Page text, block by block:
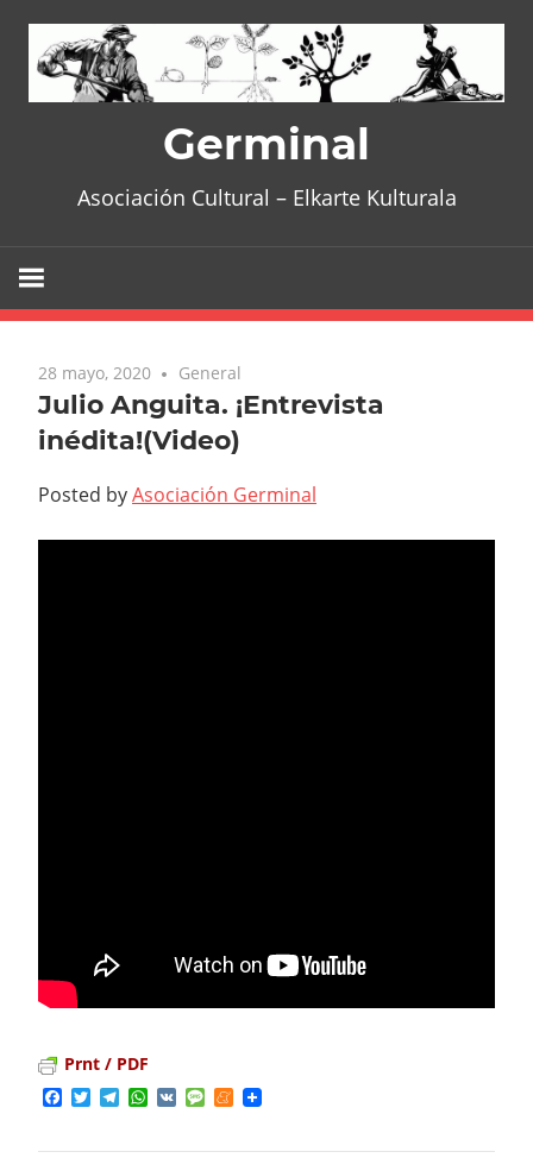
content
Germinal
Asociación Cultural – Elkarte Kulturala
28 mayo, 2020 General
Julio Anguita. ¡Entrevista
inédita!(Video)
Posted byAsociación Germinal
Prnt / PDF
Facebook
TwitterTelegram
WhatsApp
VK MessageMeneame